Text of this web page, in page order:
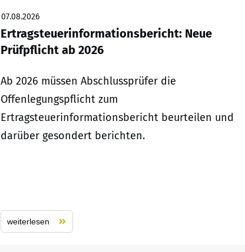
07.08.2026
Ertragsteuerinformationsbericht: Neue
Prüfpflicht ab 2026
Ab 2026 müssen Abschlussprüfer die
Offenlegungspflicht zum
Ertragsteuerinformationsbericht beurteilen und
darüber gesondert berichten.
weiterlesen